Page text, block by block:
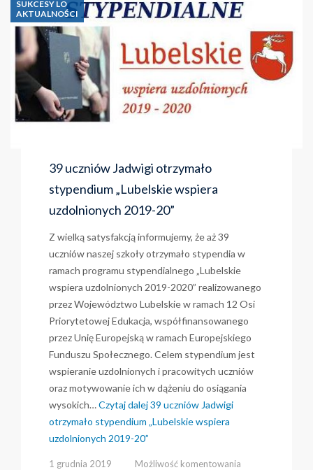
na
dzień”
i
„Z
ortografią
SUKCESY LO
AKTUALNOŚCI
39 uczniów Jadwigi otrzymało
stypendium „Lubelskie wspiera
uzdolnionych 2019-20”
Z wielką satysfakcją informujemy, że aż 39
uczniów naszej szkoły otrzymało stypendia w
ramach programu stypendialnego „Lubelskie
wspiera uzdolnionych 2019-2020” realizowanego
przez Województwo Lubelskie w ramach 12 Osi
Priorytetowej Edukacja, współfinansowanego
przez Unię Europejską w ramach Europejskiego
Funduszu Społecznego. Celem stypendium jest
wspieranie uzdolnionych i pracowitych uczniów
oraz motywowanie ich w dążeniu do osiągania
wysokich…Czytaj dalej39 uczniów Jadwigi
otrzymało stypendium „Lubelskie wspiera
uzdolnionych 2019-20”
1 grudnia 2019 Możliwość komentowania